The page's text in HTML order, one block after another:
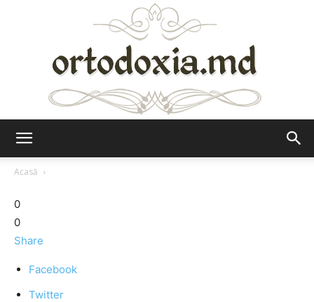
Acasă
0
0
Share
Facebook
Twitter